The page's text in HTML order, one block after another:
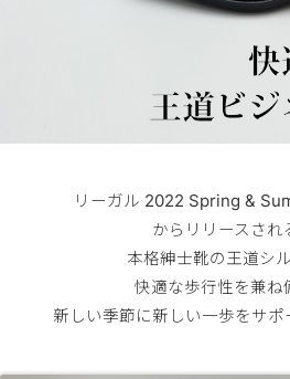
リーガル 2022 Spring &
からリリースされ
本格紳士靴の王道シ
快適な歩行性を兼ね
新しい季節に新しい一歩をサポ